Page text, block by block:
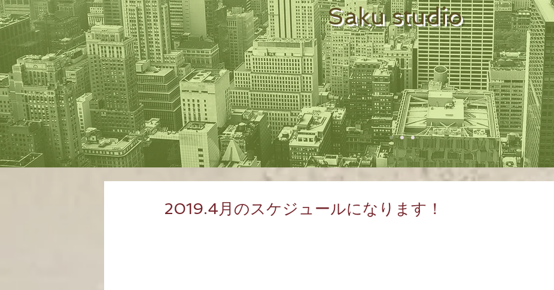
Saku studio
2019.4月のスケジュールになります！